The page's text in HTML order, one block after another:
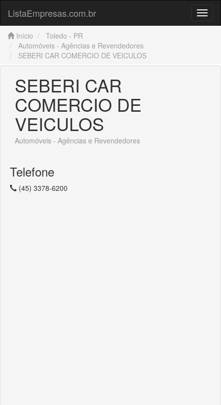
Menu
ListaEmpresas.com.br
Início
Toledo - PR
Automóveis - Agências e Revendedores
SEBERI CAR COMERCIO DE VEICULOS
SEBERI CAR
COMERCIO DE
VEICULOS
Automóveis - Agências e Revendedores
Telefone
(45) 3378-6200